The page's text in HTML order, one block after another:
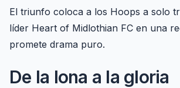
El triunfo coloca a los Hoops a solo
líder Heart of Midlothian FC en una
promete drama puro.
De la lona a la gloria